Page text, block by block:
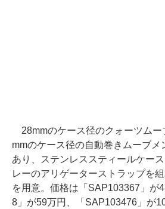
28mmのケース径のクォーツムー
mmのケース径の自動巻きムーブメ
あり、ステンレススティールケー
レーのアリゲーターストラップを
を用意。価格は「SAP103367」が
8」が59万円、「SAP103476」が